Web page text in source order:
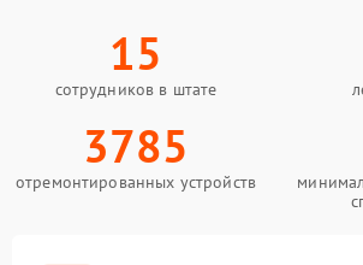
15
сотрудников в штате
3785
отремонтированных устройств